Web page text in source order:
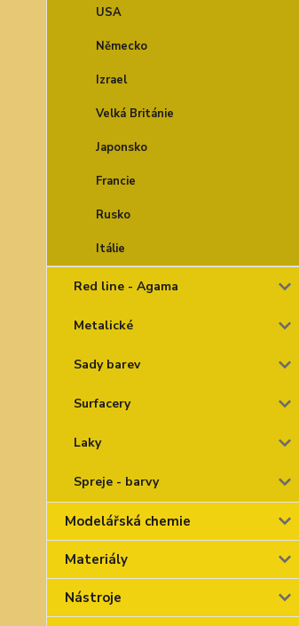
USA
Německo
Izrael
Velká Británie
Japonsko
Francie
Rusko
Itálie
Red line - Agama
Metalické
Sady barev
Surfacery
Laky
Spreje - barvy
Modelářská chemie
Materiály
Nástroje